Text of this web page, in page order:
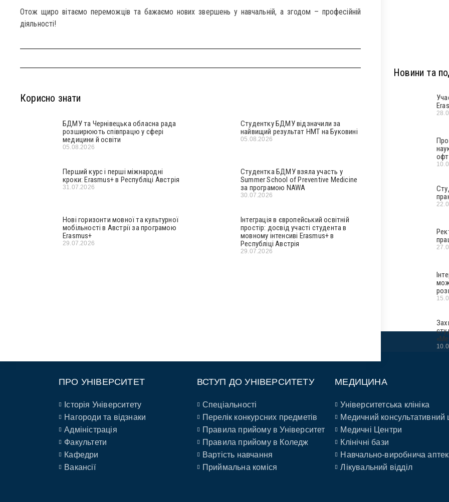
Отож щиро вітаємо переможців та бажаємо нових звершень у навчальній, а згодом – професійній
діяльності!
Корисно знати
БДМУ та Чернівецька обласна рада
розширюють співпрацю у сфері
медицини й освіти
05.08.2026
Студентку БДМУ відзначили за
найвищий результат НМТ на Буковині
05.08.2026
Перший курс і перші міжнародні
кроки: Erasmus+ в Республіці Австрія
31.07.2026
Студентка БДМУ взяла участь у
Summer School of Preventive Medicine
за програмою NAWA
30.07.2026
Нові горизонти мовної та культурної
мобільності в Австрії за програмою
Erasmus+
29.07.2026
Інтеграція в європейський освітній
простір: досвід участі студента в
мовному інтенсиві Erasmus+ в
Республіці Австрія
29.07.2026
Новини та
ПРО УНІВЕРСИТЕТ
Історія Університету
Нагороди та відзнаки
Адміністрація
Факультети
Кафедри
Вакансії
ВСТУП ДО УНІВЕРСИТЕТУ
Спеціальності
Перелік конкурсних предметів
Правила прийому в Університет
Правила прийому в Коледж
Вартість навчання
Приймальна коміся
МЕДИЦИНА
Університетська клініка
Медичний консультативний
Медичні Центри
Клінічні бази
Навчально-виробнича
Лікувальний відділ